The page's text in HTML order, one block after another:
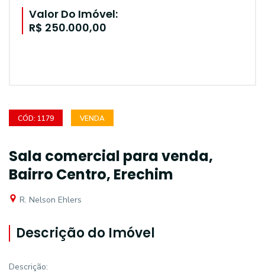
Valor Do Imóvel:
R$ 250.000,00
CÓD: 1179 VENDA
Sala comercial para venda,
Bairro Centro, Erechim
R. Nelson Ehlers
Descrição do Imóvel
Descrição: